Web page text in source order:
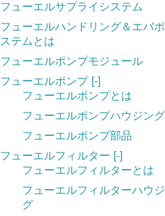
フューエルサプライシステム
フューエルハンドリング＆エバ
ステムとは
フューエルポンプモジュール
フューエルポンプ [-]
フューエルポンプとは
フューエルポンプハウジング
フューエルポンプ部品
フューエルフィルター [-]
フューエルフィルターとは
フューエルフィルターハウ
グ